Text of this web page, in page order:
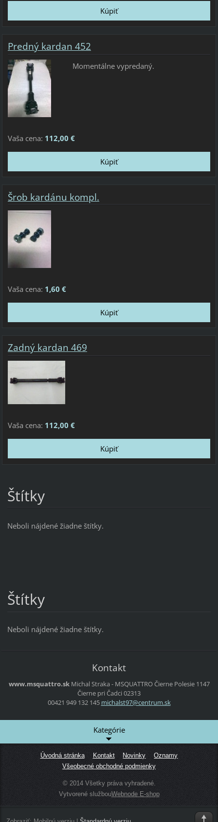
Predný kardan 452
Momentálne vypredaný.
Vaša cena: 112,00 €
Šrob kardánu kompl.
Vaša cena: 1,60 €
Zadný kardan 469
Vaša cena: 112,00 €
Štítky
Neboli nájdené žiadne štítky.
Štítky
Neboli nájdené žiadne štítky.
Kontakt
www.msquattro.sk Michal Straka - MSQUATTROČierne Polesie 1147
Čierne pri Čadci 02313
00421 949 132 145 michalst97@centrum.sk
Kategórie
Úvodná stránka Kontakt Novinky
Oznamy
Všeobecné obchodné podmienky
© 2014 Všetky práva vyhradené.
Vytvorené službouWebnode E-shop